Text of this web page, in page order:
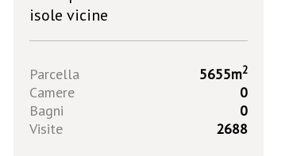
isole vicine
Parcella 5655m2
Camere
0
Bagni
0
Visite
2688